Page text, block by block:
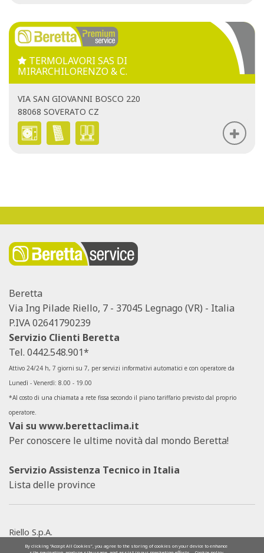
TERMOLAVORI SAS DI
MIRARCHILORENZO & C.
VIA SAN GIOVANNI BOSCO 220
88068 SOVERATO CZ
Beretta
Via Ing Pilade Riello, 7 - 37045 Legnago (VR) - Italia
P.IVA 02641790239
Servizio Clienti Beretta
Tel. 0442.548.901*
Attivo 24/24 h, 7 giorni su 7, per servizi informativi automatici e con operatore da
Lunedì - Venerdì: 8.00 - 19.00
*Al costo di una chiamata a rete fissa secondo il piano tariffario previsto dal proprio
operatore.
Vai su www.berettaclima.it
Per conoscere le ultime novità dal mondo Beretta!
Servizio Assistenza Tecnico in Italia
Lista delle province
Riello S.p.A.
SOCIETÀ SOGGETTA ALLA DIREZIONE E AL
By clicking “Accept All Cookies”, you agree to the storing of cookies on your device to enhance